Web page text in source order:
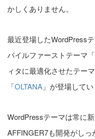
かしくありません。
最近登場したWordPress
バイルファーストテーマ「
ィタに最適化させたテー
「OLTANA 」が登場してい
WordPressテーマは常に
AFFINGER7も開発がし